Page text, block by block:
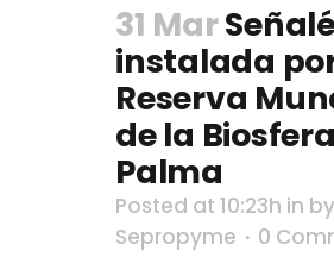
31 Mar
instalada
Reserva
de la
Palma
Posted at 10:23h in by
Sepropyme
0